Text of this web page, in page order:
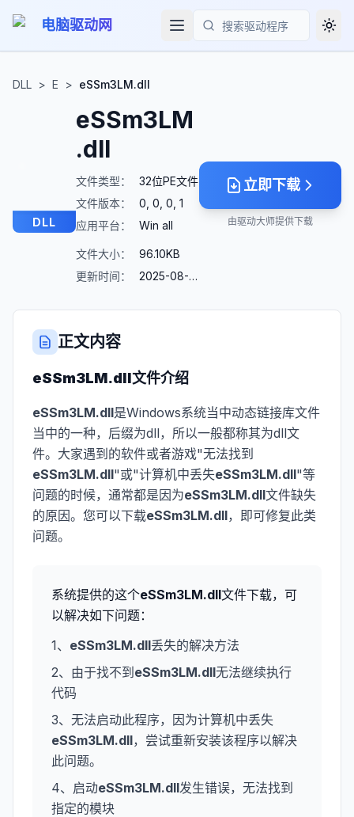
电脑驱动网
搜索
DLL > E > eSSm3LM.dll
DLL
eSSm3LM
.dll
文件类型：
32位PE文件
文件版本：
0, 0, 0, 1
应用平台：
Win all
文件大小：
96.10KB
更新时间：
2025-08-23
立即下载
由驱动大师提供下载
正文内容
eSSm3LM.dll文件介绍
eSSm3LM.dll是Windows系统当中动态链接库文件
当中的一种，后缀为dll，所以一般都称其为dll文
件。大家遇到的软件或者游戏"无法找到
eSSm3LM.dll"或"计算机中丢失eSSm3LM.dll"等
问题的时候，通常都是因为eSSm3LM.dll文件缺失
的原因。您可以下载eSSm3LM.dll，即可修复此类
问题。
系统提供的这个eSSm3LM.dll文件下载，可
以解决如下问题：
1、 eSSm3LM.dll丢失的解决方法
2、由于找不到 eSSm3LM.dll无法继续执行
代码
3、无法启动此程序，因为计算机中丢失
eSSm3LM.dll，尝试重新安装该程序以解决
此问题。
4、启动eSSm3LM.dll发生错误，无法找到
指定的模块